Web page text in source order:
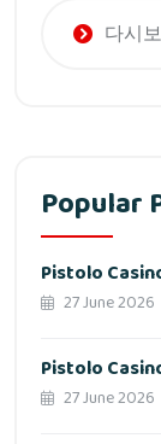
다시
Popular
Pistolo
27 June 2026
Pistolo
27 June 2026